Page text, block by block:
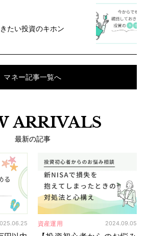
たい投資のキホン
マネー記事一覧へ
ARRIVALS
最新の記事
資産運用 2024.09.05